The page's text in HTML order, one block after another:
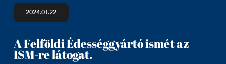
2024.01.22
A Felföldi Édességgyártó ismét az
ISM-re látogat.